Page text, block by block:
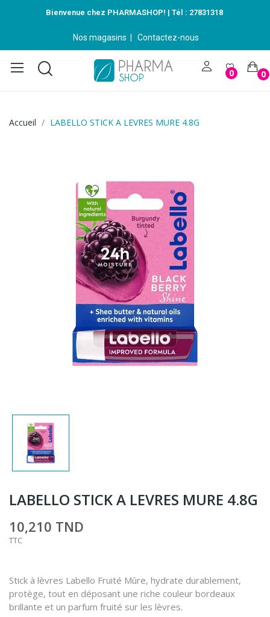
Bienvenue chez PHARMASHOP! | Tél : 27831318
Nos magasins Contactez-nous
0 0
Accueil LABELLO STICK A LEVRES MURE 4.8G
LABELLO STICK A LEVRES MURE 4.8G
10,210 TND
TTC
Stick à lèvres Labello Fruité Mûre, hydrate durablement,
protège, tout en déposant une riche couleur bordeaux
brillante et un parfum fruité sur les lèvres.